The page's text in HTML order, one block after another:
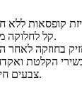
*קל לחלוקה מהגליל או ממתקן קלטות.
* צבעים חיים עם שמירה מושלמת.